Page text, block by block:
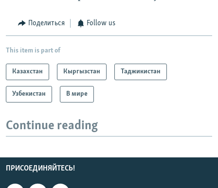
Поделиться Follow us
This item is part of
Казахстан Кыргызстан Таджикистан
Узбекистан В мире
Continue reading
ПРИСОЕДИНЯЙТЕСЬ!